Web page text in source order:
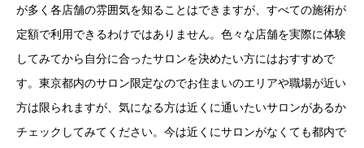
が多く各店舗の雰囲気を知ることはできますが、すべての施術が
定額で利用できるわけではありません。色々な店舗を実際に体験
してみてから自分に合ったサロンを決めたい方にはおすすめで
す。東京都内のサロン限定なのでお住まいのエリアや職場が近い
方は限られますが、気になる方は近くに通いたいサロンがあるか
チェックしてみてください。今は近くにサロンがなくても都内で